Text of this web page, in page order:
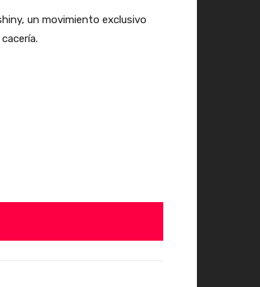
un movimiento exclusivo